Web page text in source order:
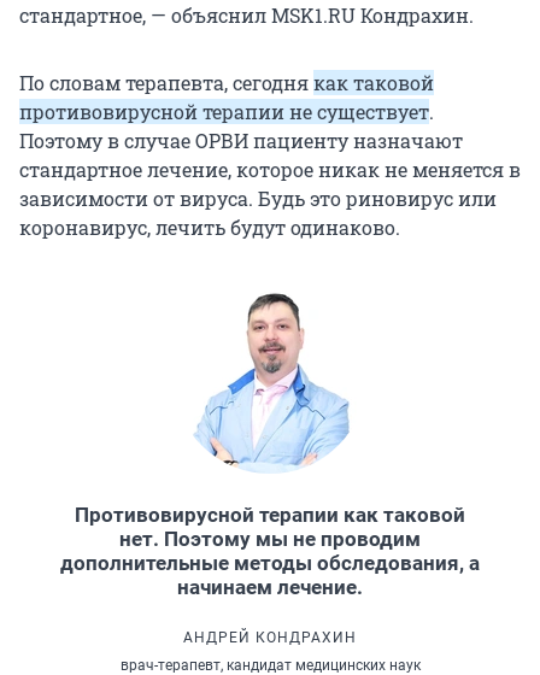
стандартное, — объяснил MSK1.RU Кондрахин.
По словам терапевта, сегоднякак таковой
противовирусной терапии не существует.
Поэтому в случае ОРВИ пациенту назначают
стандартное лечение, которое никак не меняется в
зависимости от вируса. Будь это риновирус или
коронавирус, лечить будут одинаково.
Противовирусной терапии как таковой
нет. Поэтому мы не проводим
дополнительные методы обследования, а
начинаем лечение.
АНДРЕЙ КОНДРАХИН
врач-терапевт, кандидат медицинских наук